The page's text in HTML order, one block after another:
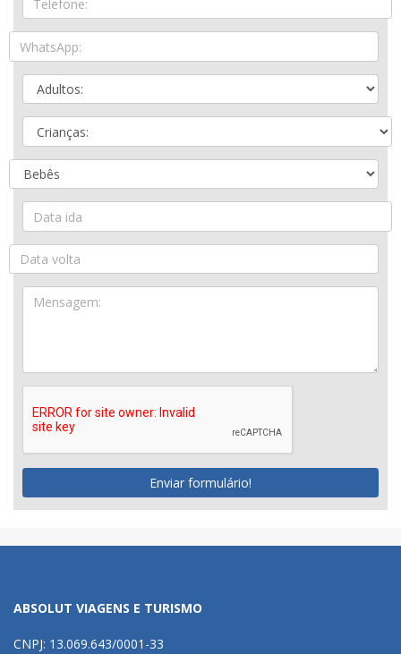
Enviar formulário!
ABSOLUT VIAGENS E TURISMO
CNPJ: 13.069.643/0001-33